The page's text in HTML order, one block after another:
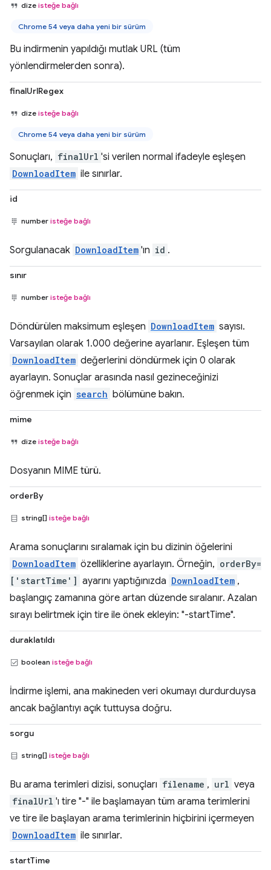
dize isteğe bağlı
Chrome 54 veya daha yeni bir sürüm
Bu indirmenin yapıldığı mutlak URL (tüm
yönlendirmelerden sonra).
finalUrlRegex
dize isteğe bağlı
Chrome 54 veya daha yeni bir sürüm
Sonuçları, finalUrl 'si verilen normal ifadeyle eşleşen
DownloadItem ile sınırlar.
id
number isteğe bağlı
Sorgulanacak DownloadItem 'ın id .
sınır
number isteğe bağlı
Döndürülen maksimum eşleşen DownloadItem sayısı.
Varsayılan olarak 1.000 değerine ayarlanır. Eşleşen tüm
DownloadItem değerlerini döndürmek için 0 olarak
ayarlayın. Sonuçlar arasında nasıl gezineceğinizi
öğrenmek için search bölümüne bakın.
mime
dize isteğe bağlı
Dosyanın MIME türü.
orderBy
string[] isteğe bağlı
Arama sonuçlarını sıralamak için bu dizinin öğelerini
DownloadItem özelliklerine ayarlayın. Örneğin, orderBy=
['startTime'] ayarını yaptığınızda DownloadItem ,
başlangıç zamanına göre artan düzende sıralanır. Azalan
sırayı belirtmek için tire ile önek ekleyin: "-startTime".
duraklatıldı
boolean isteğe bağlı
İndirme işlemi, ana makineden veri okumayı durdurduysa
ancak bağlantıyı açık tuttuysa doğru.
sorgu
string[] isteğe bağlı
Bu arama terimleri dizisi, sonuçları filename , url veya
finalUrl 'ı tire "-" ile başlamayan tüm arama terimlerini
ve tire ile başlayan arama terimlerinin hiçbirini içermeyen
DownloadItem ile sınırlar.
startTime